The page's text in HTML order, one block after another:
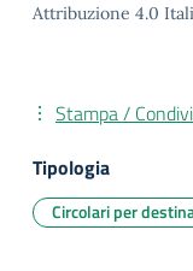
Attribuzione 4.0
Stampa /
Tipologia
Circolari per